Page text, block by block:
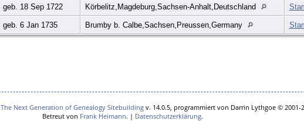
geb. 18 Sep 1722 Körbelitz,Magdeburg,Sachsen-Anhalt,Deutschland
geb. 6 Jan 1735 Brumby b. Calbe,Sachsen,Preussen,Germany
The Next Generation of Genealogy Sitebuildingv. 14.0.5, programmiert von Darrin Lythgoe © 2001-
Betreut von Frank Heimann. | Datenschutzerklärung.